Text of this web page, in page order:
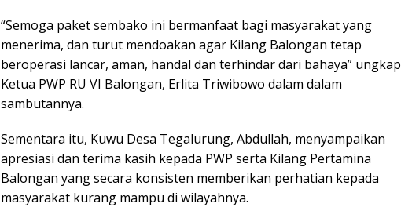
“Semoga paket sembako ini bermanfaat bagi masyarakat yang
menerima, dan turut mendoakan agar Kilang Balongan tetap
beroperasi lancar, aman, handal dan terhindar dari bahaya” ungkap
Ketua PWP RU VI Balongan, Erlita Triwibowo dalam dalam
sambutannya.
Sementara itu, Kuwu Desa Tegalurung, Abdullah, menyampaikan
apresiasi dan terima kasih kepada PWP serta Kilang Pertamina
Balongan yang secara konsisten memberikan perhatian kepada
masyarakat kurang mampu di wilayahnya.